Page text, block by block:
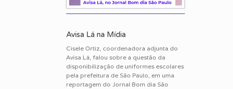
Avisa Lá na Mídia
Cisele Ortiz, coordenadora adjunta do
Avisa Lá, falou sobre a questão da
disponibilização de uniformes escolares
pela prefeitura de São Paulo, em uma
reportagem do Jornal Bom dia São